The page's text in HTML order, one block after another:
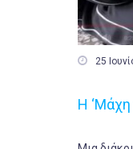
 25
Η ‘Μάχη